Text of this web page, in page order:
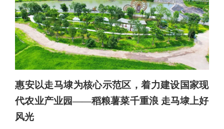
惠安以走马埭为核心示范区，着力建设国家现
代农业产业园——稻粮薯菜千重浪 走马埭上好
风光